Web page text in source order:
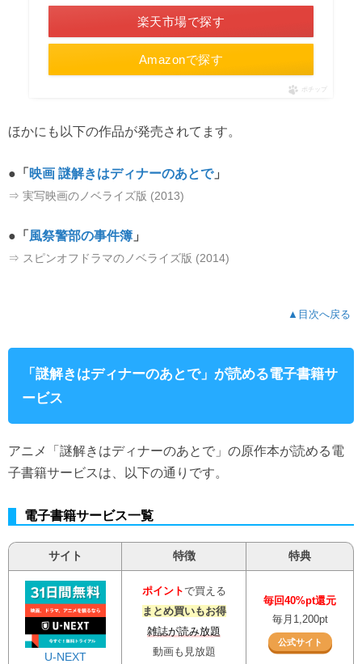
楽天市場で探す
Amazonで探す
ポチップ
ほかにも以下の作品が発売されてます。
●「 映画 謎解きはディナーのあとで」
⇒ 実写映画のノベライズ版 (2013)
●「 風祭警部の事件簿 」
⇒ スピンオフドラマのノベライズ版 (2014)
▲目次へ戻る
「謎解きはディナーのあとで」が読める電子書籍サ
ービス
アニメ「謎解きはディナーのあとで」の原作本が読める電
子書籍サービスは、以下の通りです。
電子書籍サービス一覧
サイト 特徴 特典
U-NEXT
ポイントで買える
まとめ買いもお得
雑誌が読み放題
動画も見放題
毎回40%pt還元
毎月1,200pt
公式サイト